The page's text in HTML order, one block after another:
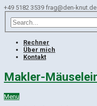
+49 5182 3539 frag@den-knut.de
Rechner
Über mich
Kontakt
Makler-
Menu